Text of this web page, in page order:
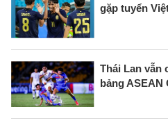
gặp tuyển
Thái Lan vẫn
bảng ASEAN